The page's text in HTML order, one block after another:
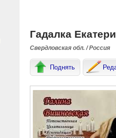
Гадалка
Свердловская обл. / Россия
Поднять